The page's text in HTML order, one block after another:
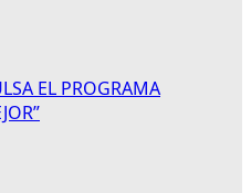
EL PROGRAMA